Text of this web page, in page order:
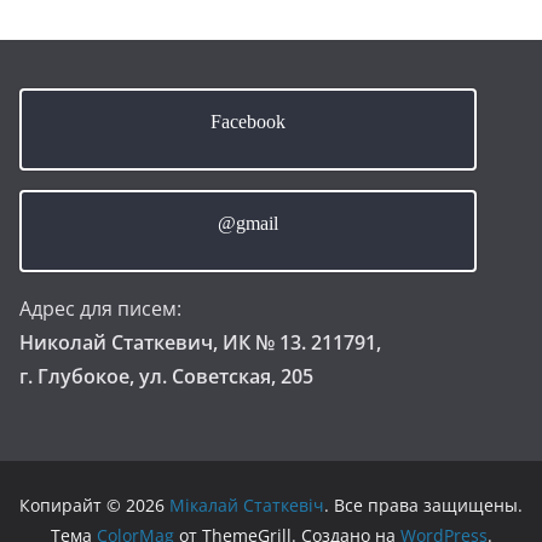
Facebook
@gmail
Адрес для писем:
Николай Статкевич, ИК № 13. 211791,
г. Глубокое, ул. Советская, 205
Копирайт © 2026 Мікалай Статкевіч. Все права защищены.
Тема ColorMagот ThemeGrill. Создано на WordPress.